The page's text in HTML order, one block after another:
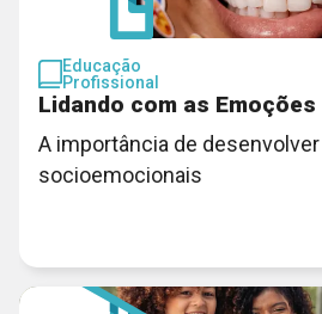
Educação
Profissional
Lidando com as Emoções
A importância de
socioemocionais